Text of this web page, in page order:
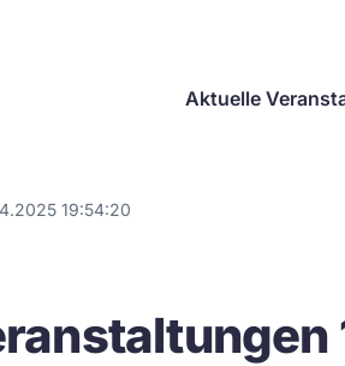
Aktuelle
19:54:20